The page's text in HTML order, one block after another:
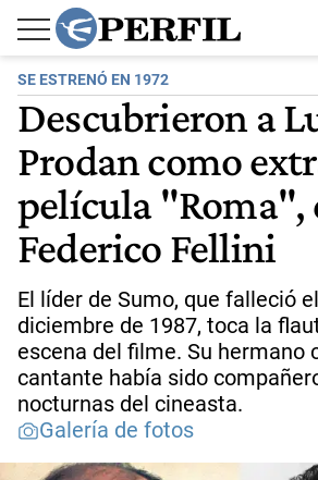
SE ESTRENÓ EN 1972
Descubrieron a
Prodan como
película "Roma",
Federico Fellini
El líder de Sumo, que falleció
diciembre de 1987, toca la
escena del filme. Su hermano
cantante había sido
nocturnas del cineasta.
Galería de fotos